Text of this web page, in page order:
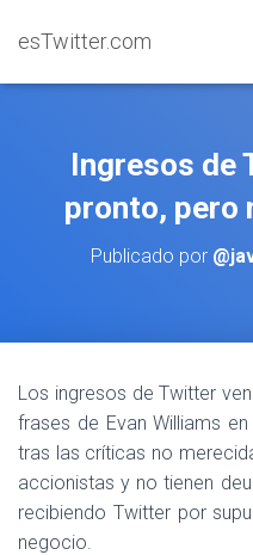
esTwitter.com
Ingresos de
pronto, pero
Publicado por
Los ingresos de Twitter
frases de Evan Williams
tras las críticas no
accionistas y no tienen
recibiendo Twitter por
negocio.